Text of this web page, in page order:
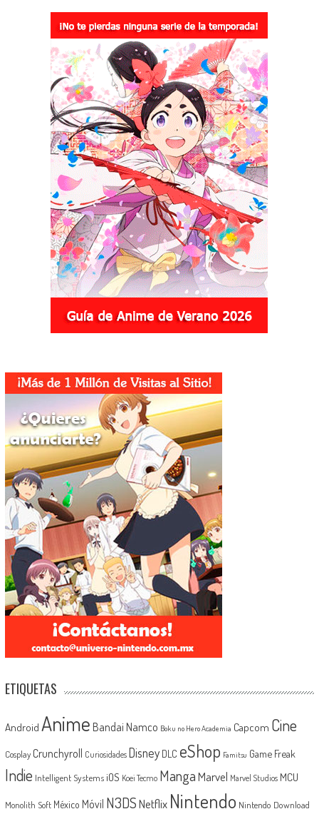
ETIQUETAS
Android Anime Bandai Namco Boku no Hero Academia Capcom Cine
Cosplay Crunchyroll Curiosidades Disney DLC eShop Famitsu Game Freak
Indie Intelligent Systems iOS Koei Tecmo MangaMarvel Marvel Studios MCU
Monolith Soft México Móvil N3DSNetflix Nintendo Nintendo Download